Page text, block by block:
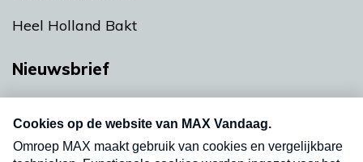
Heel Holland Bakt
Nieuwsbrief
nieuwsbrief. Elke vrijdag- en dinsdagochtend in
uw mailbox.